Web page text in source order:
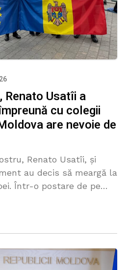
Renato Usatîi a
cu colegii
are nevoie de
Renato Usatîi, și
au decis să meargă la
Într-o postare de pe